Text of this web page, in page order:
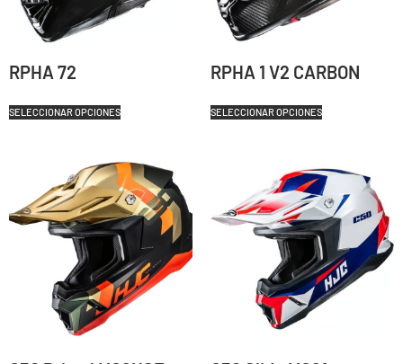
RPHA 72
SELECCIONAR OPCIONES
RPHA 1 V2 CARBON
SELECCIONAR OPCIONES